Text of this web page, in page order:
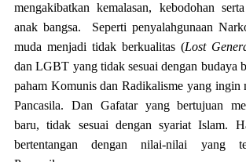
mengakibatkan kemalasan, kebodohan
anak bangsa. Seperti penyalahgunaan
muda menjadi tidak berkualitas (Lost
dan LGBT yang tidak sesuai dengan budaya
paham Komunis dan Radikalisme yang ingin
Pancasila. Dan Gafatar yang bertujuan
baru, tidak sesuai dengan syariat Islam.
bertentangan dengan nilai-nilai yang